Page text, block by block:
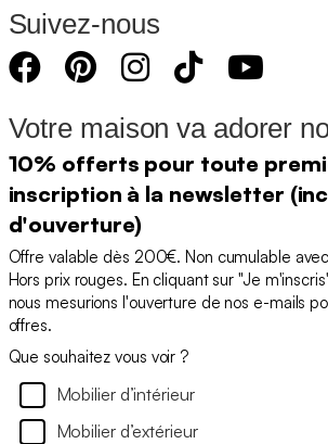
Suivez-nous
Votre maison va adorer
10% offerts pour toute
inscription à la newsletter
d'ouverture)
Offre valable dès 200€. Non cumulable
Hors prix rouges. En cliquant sur "Je
nous mesurions l'ouverture de nos e-mails
offres.
Que souhaitez vous voir ?
Mobilier d’intérieur
Mobilier d’extérieur